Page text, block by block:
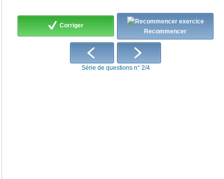
Corriger
Recommencer
Série de questions n° 2/4